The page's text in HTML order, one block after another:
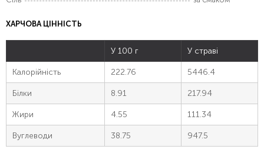
ХАРЧОВА ЦІННІСТЬ
У 100 г У страві
Калорійність 222.76 5446.4
Білки 8.91 217.94
Жири 4.55 111.34
Вуглеводи 38.75 947.5